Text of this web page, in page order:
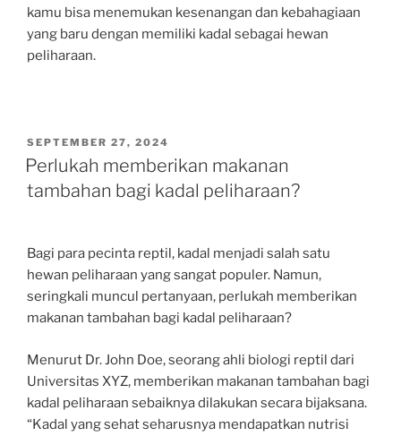
kamu bisa menemukan kesenangan dan kebahagiaan
yang baru dengan memiliki kadal sebagai hewan
peliharaan.
POSTED
ON
SEPTEMBER 27, 2024
Perlukah memberikan makanan
tambahan bagi kadal peliharaan?
Bagi para pecinta reptil, kadal menjadi salah satu
hewan peliharaan yang sangat populer. Namun,
seringkali muncul pertanyaan, perlukah memberikan
makanan tambahan bagi kadal peliharaan?
Menurut Dr. John Doe, seorang ahli biologi reptil dari
Universitas XYZ, memberikan makanan tambahan bagi
kadal peliharaan sebaiknya dilakukan secara bijaksana.
“Kadal yang sehat seharusnya mendapatkan nutrisi